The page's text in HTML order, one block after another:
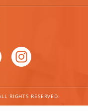
RIGHTS RESERVED.